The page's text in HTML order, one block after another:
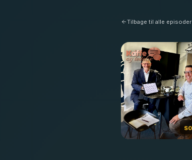
Tilbage til alle episoder